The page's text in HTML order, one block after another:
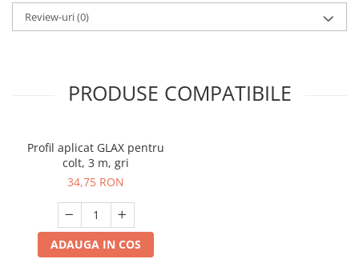
Review-uri(0)
PRODUSE COMPATIBILE
Profil aplicat GLAX pentru
colt, 3 m, gri
34,75 RON
ADAUGA IN COS